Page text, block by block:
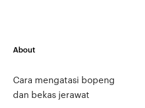
About
Cara mengatasi bopeng
dan bekas jerawat